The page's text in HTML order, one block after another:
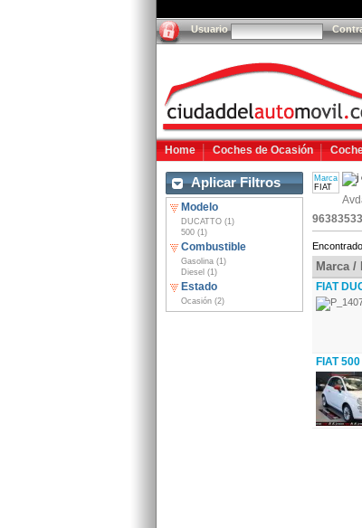
Usuario
Home Coches de Ocasión
Aplicar Filtros
Modelo
DUCATTO (1)
500 (1)
Combustible
Gasolina (1)
Diesel (1)
Estado
Ocasión (2)
Marca
FIAT
Marca /
FIAT
FIAT